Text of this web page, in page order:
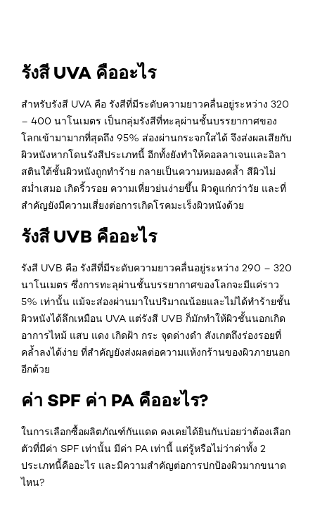
รังสี UVA คืออะไร
สำหรับรังสี UVA คือ รังสีที่มีระดับความยาวคลื่นอยู่ระหว่าง 320
– 400 นาโนเมตร เป็นกลุ่มรังสีที่ทะลุผ่านชั้นบรรยากาศของ
โลกเข้ามามากที่สุดถึง 95% ส่องผ่านกระจกใสได้ จึงส่งผลเสียกับ
ผิวหนังหากโดนรังสีประเภทนี้ อีกทั้งยังทำให้คอลลาเจนและอิลา
สตินใต้ชั้นผิวหนังถูกทำร้าย กลายเป็นความหมองคล้ำ สีผิวไม่
สม่ำเสมอ เกิดริ้วรอย ความเหี่ยวย่นง่ายขึ้น ผิวดูแก่กว่าวัย และที่
สำคัญยังมีความเสี่ยงต่อการเกิดโรคมะเร็งผิวหนังด้วย
รังสี UVB คืออะไร
รังสี UVB คือ รังสีที่มีระดับความยาวคลื่นอยู่ระหว่าง 290 – 320
นาโนเมตร ซึ่งการทะลุผ่านชั้นบรรยากาศของโลกจะมีแค่ราว
5% เท่านั้น แม้จะส่องผ่านมาในปริมาณน้อยและไม่ได้ทำร้ายชั้น
ผิวหนังได้ลึกเหมือน UVA แต่รังสี UVB ก็มักทำให้ผิวชั้นนอกเกิด
อาการไหม้ แสบ แดง เกิดฝ้า กระ จุดด่างดำ สังเกตถึงร่องรอยที่
คล้ำลงได้ง่าย ที่สำคัญยังส่งผลต่อความแห้งกร้านของผิวภายนอก
อีกด้วย
ค่า SPF ค่า PA คืออะไร?
ในการเลือกซื้อผลิตภัณฑ์กันแดด คงเคยได้ยินกันบ่อยว่าต้องเลือก
ตัวที่มีค่า SPF เท่านั้น มีค่า PA เท่านี้ แต่รู้หรือไม่ว่าค่าทั้ง 2
ประเภทนี้คืออะไร และมีความสำคัญต่อการปกป้องผิวมากขนาด
ไหน?